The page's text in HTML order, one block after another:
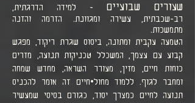
שעורים שבועיים - למידה הדרגתית,
רב-שכבתית, עשירה ומגוונת. הזרמה והזנה
מתמשכות.
הטמעה עקבית ומתונה, ביסוס שגרת ריקוד, מפגש
קבוע עם עצמך, המשכלל טכניקות תנועה, מזרים
כוחות חיים, מזין, מעורר השראה, מחדש שמחה
ומחבר לגוף. ללמוד מחול•חיים זה אומר להכניס
תנועה לחיים כמצרך יסוד, כגורם בסיסי שמעשיר